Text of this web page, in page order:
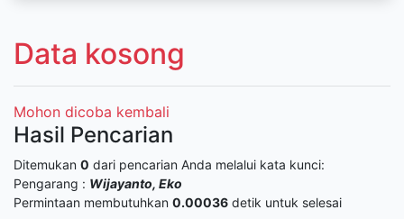
Data kosong
Mohon dicoba kembali
Hasil Pencarian
Ditemukan 0 dari pencarian Anda melalui kata kunci:
Pengarang : Wijayanto, Eko
Permintaan membutuhkan 0.00036 detik untuk selesai